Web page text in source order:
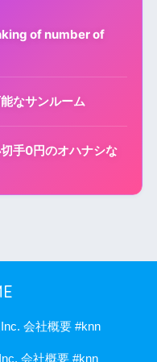
of number of
なサンルーム
手0円のオハナシな
会社概要 #knn
会社概要 #knn